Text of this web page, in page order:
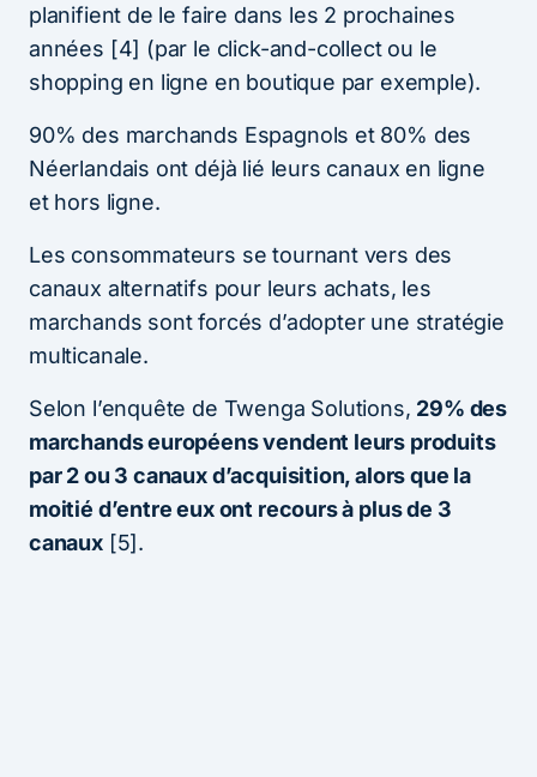
planifient de le faire dans les 2 prochaines
années [4] (par le click-and-collect ou le
shopping en ligne en boutique par exemple).
90% des marchands Espagnols et 80% des
Néerlandais ont déjà lié leurs canaux en ligne
et hors ligne.
Les consommateurs se tournant vers des
canaux alternatifs pour leurs achats, les
marchands sont forcés d’adopter une stratégie
multicanale.
Selon l’enquête de Twenga Solutions, 29% des
marchands européens vendent leurs produits
par 2 ou 3 canaux d’acquisition, alors que la
moitié d’entre eux ont recours à plus de 3
canaux[5].